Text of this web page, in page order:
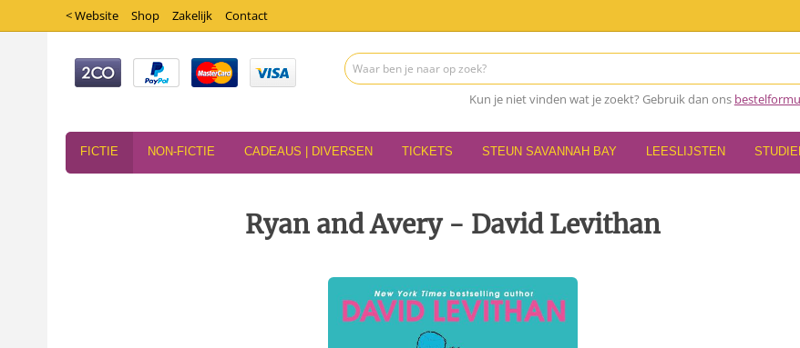
< Website Shop Zakelijk Contact
Kun je niet vinden wat je zoekt? Gebruik dan ons
FICTIE NON-FICTIE CADEAUS | DIVERSEN TICKETS STEUN SAVANNAH BAY LEESLIJSTEN
Ryan and Avery - David Levithan